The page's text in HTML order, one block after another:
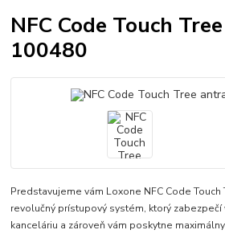
NFC Code Touch
100480
Predstavujeme vám Loxone NFC Code Touch
revolučný prístupový systém, ktorý
kanceláriu a zároveň vám poskytne